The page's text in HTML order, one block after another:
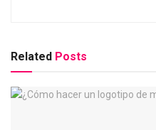
Related Posts